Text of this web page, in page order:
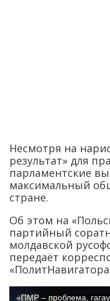
Несмотря на
результат» для
парламентские
максимальный
стране.
Об этом на
партийный
молдавской
передаёт